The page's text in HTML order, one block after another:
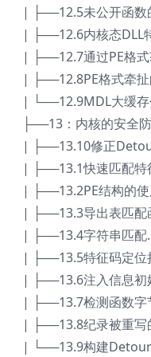
| ├──12.5未公开函数
| ├──12.6内核态DLL
| ├──12.7通过PE格
| ├──12.8PE格式牵
| └──12.9MDL大缓
├──13：内核的安全
| ├──13.10修正
| ├──13.1快速匹配特
| ├──13.2PE结构的
| ├──13.3导出表匹配
| ├──13.4字符串匹配
| ├──13.5特征码定位
| ├──13.6注入信息初
| ├──13.7检测函数字
| ├──13.8纪录被重写
| └──13.9构建